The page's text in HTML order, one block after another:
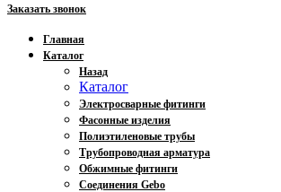
Заказать звонок
Главная
Каталог
Назад
Каталог
Электросварные фитинги
Фасонные изделия
Полиэтиленовые трубы
Трубопроводная арматура
Обжимные фитинги
Соединения Gebo